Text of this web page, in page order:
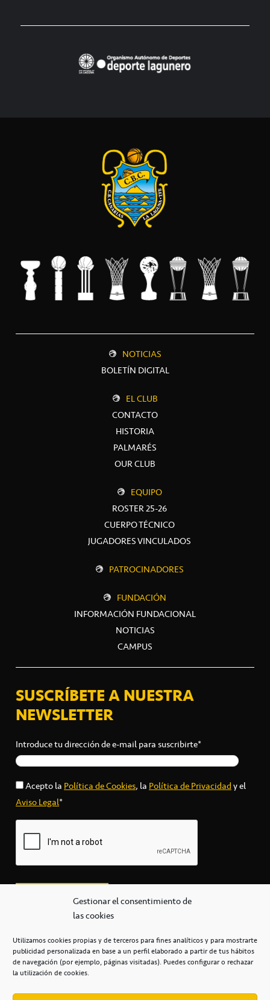
Gestionar el consentimiento de
las cookies
Utilizamos cookies propias y de terceros para fines analíticos y para mostrarte
publicidad personalizada en base a un perfil elaborado a partir de tus hábitos
de navegación (por ejemplo, páginas visitadas). Puedes configurar o rechazar
la utilización de cookies.
NOTICIAS
BOLETÍN DIGITAL
EL CLUB
CONTACTO
HISTORIA
PALMARÉS
OUR CLUB
EQUIPO
ROSTER 25-26
CUERPO TÉCNICO
JUGADORES VINCULADOS
PATROCINADORES
FUNDACIÓN
INFORMACIÓN FUNDACIONAL
NOTICIAS
CAMPUS
SUSCRÍBETE A NUESTRA
NEWSLETTER
Introduce tu dirección de e-mail para suscribirte*
Acepto laPolítica de Cookies, laPolítica de Privacidady el
Aviso Legal*
secretaria@cbcanarias.es
+34 922 253 684